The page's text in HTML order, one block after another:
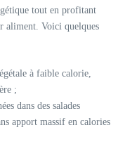
tout en profitant
aliment. Voici quelques
à faible calorie,
;
dans des salades
apport massif en calories